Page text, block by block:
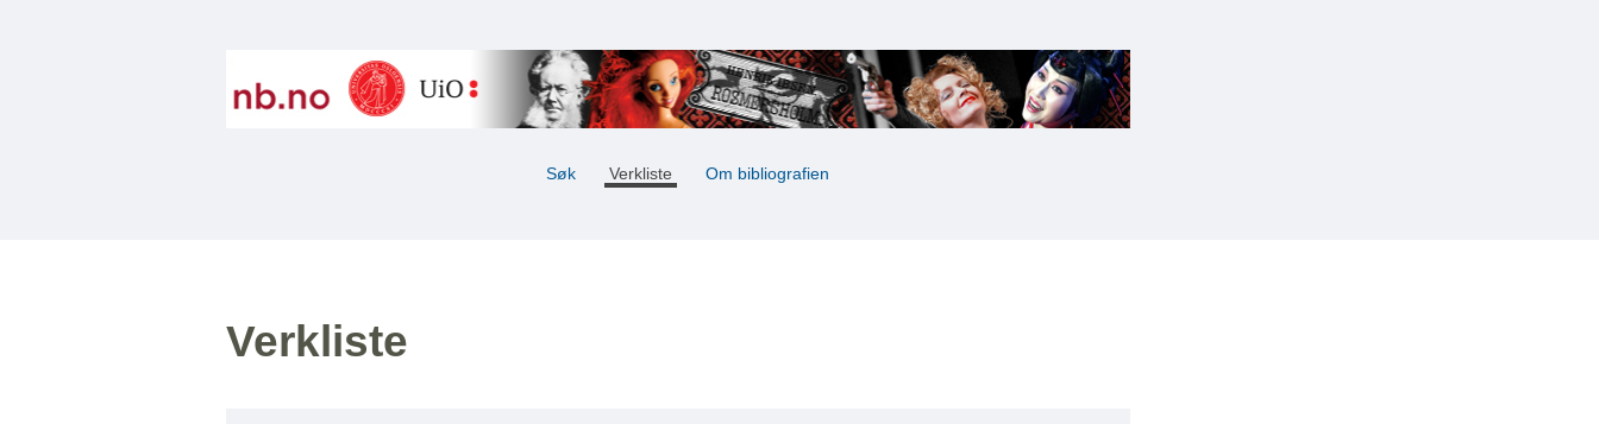
Søk Verkliste Om bibliografien
Verkliste